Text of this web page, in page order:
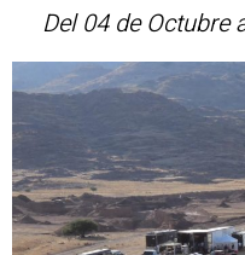
Del 04 de Octubre